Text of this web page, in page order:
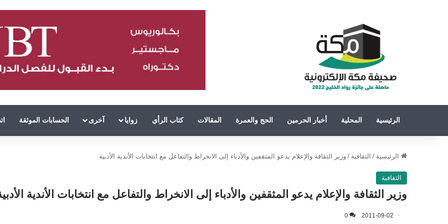
الرئيسية المحلية أخبار الحرمين الحج والعمرة المقالات كتاب الرأي زوايا آخرى الحسابات الموثقة
الرئيسية / الثقافية / وزير الثقافة والإعلام يدعو المثقفين والأدباء إلى الانخراط والتفاعل مع انتخابات الأندية الأدبية
الثقافية
وزير الثقافة والإعلام يدعو المثقفين والأدباء إلى الانخراط والتفاعل مع انتخابات الأندية
2011-09-02
0